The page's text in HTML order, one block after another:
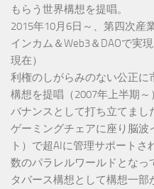
もらう世界構想を提唱。
2015年10月6日～、第四次産
インカム＆Web3＆DAOで実
現在）
利権のしがらみのない公正に
構想を提唱（2007年上半期
バナンスとして打ち立てまし
ゲーミングチェアに座り脳波
ト）で超AIに管理サポート
数のパラレルワールドとなっ
タバース構想として構想一